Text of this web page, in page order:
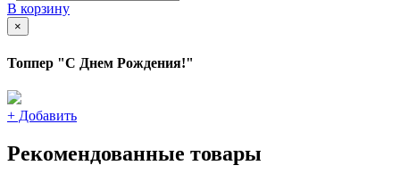
В корзину
×
Топпер "С Днем Рождения!"
+ Добавить
Рекомендованные товары